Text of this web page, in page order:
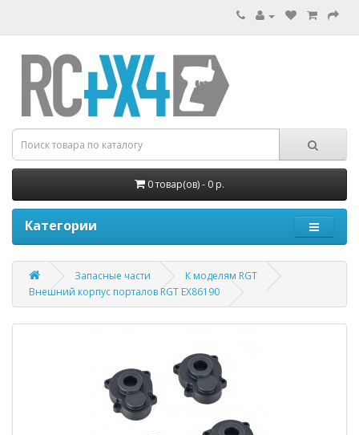
0 товар(ов) - 0 р.
Категории
Запасные части
К моделям RGT
Внешний корпус порталов RGT EX86190